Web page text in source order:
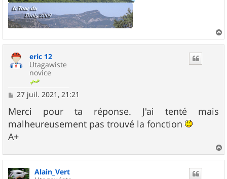
a
eric 12
Utagawiste
novice
M
s
s
a
g
e
27 juil. 2021, 21:21
Merci pour ta réponse. J'ai tenté mais
malheureusement pas trouvé la fonction
A+
a
Alain_Vert